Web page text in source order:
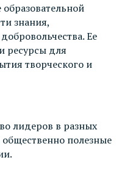
знания,
Ее
ресурсы для
творческого и
лидеров в разных
полезные